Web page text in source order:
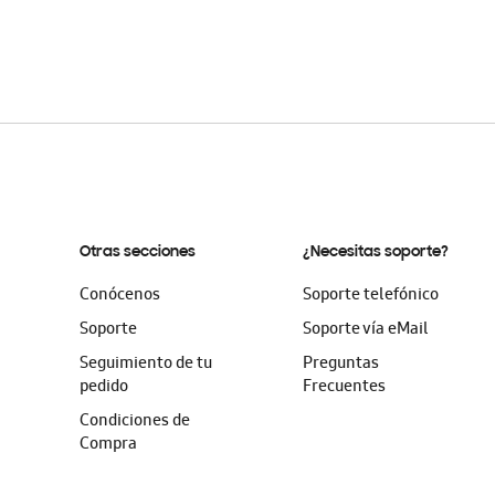
Otras secciones
Conócenos
Soporte
Seguimiento de tu
pedido
Condiciones de
Compra
¿Necesitas soporte?
Soporte telefónico
Soporte vía eMail
Preguntas
Frecuentes